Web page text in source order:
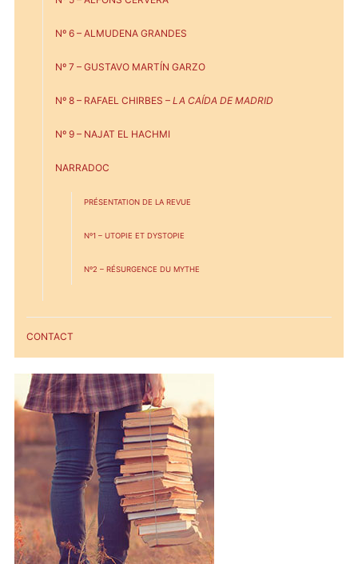
Nº 6 – ALMUDENA GRANDES
Nº 7 – GUSTAVO MARTÍN GARZO
Nº 8 – RAFAEL CHIRBES – LA CAÍDA DE MADRID
Nº 9 – NAJAT EL HACHMI
NARRADOC
PRÉSENTATION DE LA REVUE
Nº1 – UTOPIE ET DYSTOPIE
Nº2 – RÉSURGENCE DU MYTHE
CONTACT